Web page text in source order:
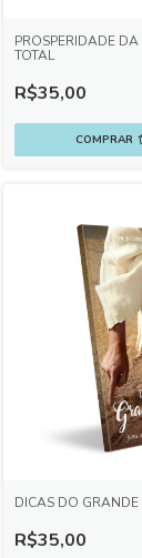
PROSPERIDADE
TOTAL
R$35,00
DICAS DO GRANDE
R$35,00